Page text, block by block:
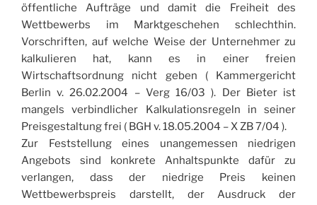
öffentliche Aufträge und damit die Freiheit des
Wettbewerbs im Marktgeschehen schlechthin.
Vorschriften, auf welche Weise der Unternehmer zu
kalkulieren hat, kann es in einer freien
Wirtschaftsordnung nicht geben ( Kammergericht
Berlin v. 26.02.2004 – Verg 16/03 ). Der Bieter ist
mangels verbindlicher Kalkulationsregeln in seiner
Preisgestaltung frei ( BGH v. 18.05.2004 – X ZB 7/04 ).
Zur Feststellung eines unangemessen niedrigen
Angebots sind konkrete Anhaltspunkte dafür zu
verlangen, dass der niedrige Preis keinen
Wettbewerbspreis darstellt, der Ausdruck der